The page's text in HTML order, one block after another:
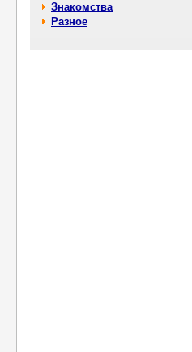
Знакомства
Разное